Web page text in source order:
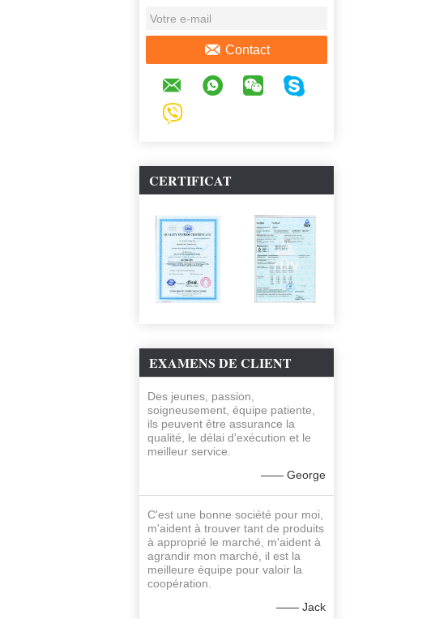
Contact
CERTIFICAT
EXAMENS DE CLIENT
Des jeunes, passion,
soigneusement, équipe patiente,
ils peuvent être assurance la
qualité, le délai d'exécution et le
meilleur service.
—— George
C'est une bonne société pour moi,
m'aident à trouver tant de produits
à approprié le marché, m'aident à
agrandir mon marché, il est la
meilleure équipe pour valoir la
coopération.
—— Jack